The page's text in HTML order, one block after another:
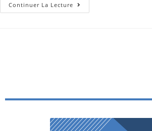
Continuer La Lecture